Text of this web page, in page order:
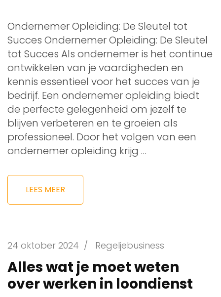
Ondernemer Opleiding: De Sleutel tot
Succes Ondernemer Opleiding: De Sleutel
tot Succes Als ondernemer is het continue
ontwikkelen van je vaardigheden en
kennis essentieel voor het succes van je
bedrijf. Een ondernemer opleiding biedt
de perfecte gelegenheid om jezelf te
blijven verbeteren en te groeien als
professioneel. Door het volgen van een
ondernemer opleiding krijg …
LEES MEER
24 oktober 2024 / Regeljebusiness
Alles wat je moet weten
over werken in loondienst